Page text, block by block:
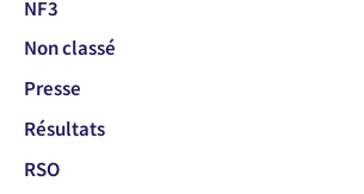
NF3
Non classé
Presse
Résultats
RSO